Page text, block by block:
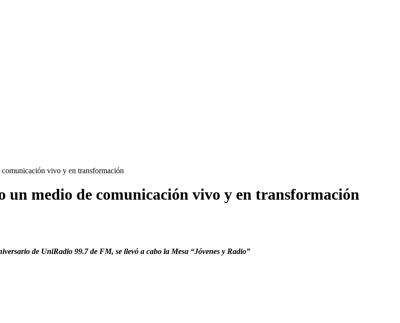
vivo y en transformación
un medio de comunicación vivo y en transformación
de UniRadio 99.7 de FM, se llevó a cabo la Mesa “Jóvenes y Radio”